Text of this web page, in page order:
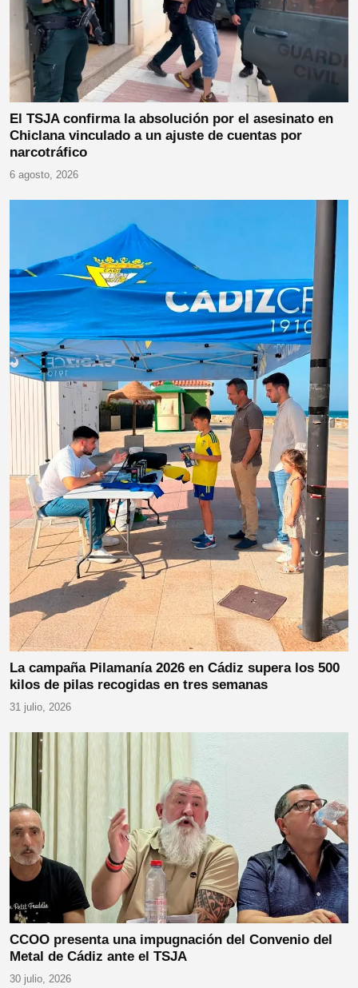
El TSJA confirma la absolución por el asesinato en
Chiclana vinculado a un ajuste de cuentas por
narcotráfico
6 agosto, 2026
La campaña Pilamanía 2026 en Cádiz supera los 500
kilos de pilas recogidas en tres semanas
31 julio, 2026
CCOO presenta una impugnación del Convenio del
Metal de Cádiz ante el TSJA
30 julio, 2026